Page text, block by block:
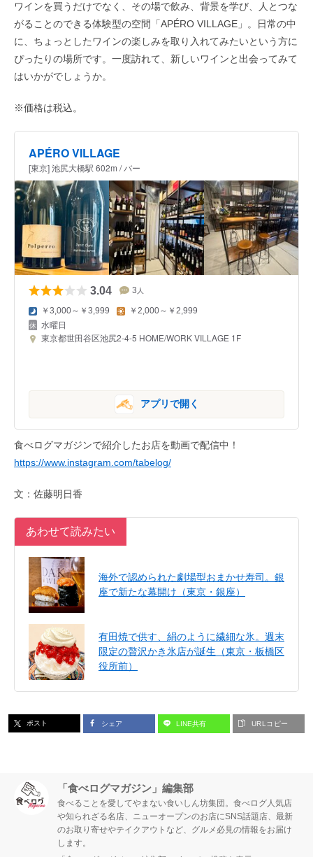
ワインを買うだけでなく、その場で飲み、背景を学び、人とつな
がることのできる体験型の空間「APÉRO VILLAGE」。日常の中
に、ちょっとしたワインの楽しみを取り入れてみたいという方に
ぴったりの場所です。一度訪れて、新しいワインと出会ってみて
はいかがでしょうか。
※価格は税込。
APÉRO VILLAGE
[東京] 池尻大橋駅 602m / バー
3.04 3 人
￥3,000～￥3,999 ￥2,000～￥2,999
水曜日
東京都世田谷区池尻2-4-5 HOME/WORK VILLAGE 1F
アプリで開く
食べログマガジンで紹介したお店を動画で配信中！
https://www.instagram.com/tabelog/
文：佐藤明日香
あわせて読みたい
海外で認められた劇場型おまかせ寿司。銀
座で新たな幕開け（東京・銀座）
有田焼で供す、絹のように繊細な氷。週末
限定の贅沢かき氷店が誕生（東京・板橋区
役所前）
ポスト シェア LINE共有 URLコピー
「食べログマガジン」編集部
食べることを愛してやまない食いしん坊集団。食べログ人気店
や知られざる名店、ニューオープンのお店にSNS話題店、最新
のお取り寄せやテイクアウトなど、グルメ必見の情報をお届け
します。